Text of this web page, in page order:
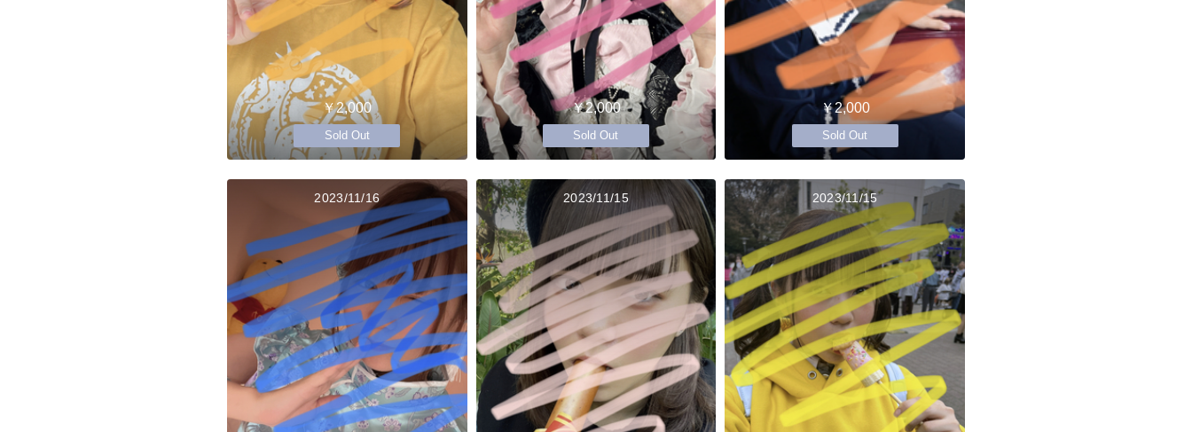
￥2,000
Sold Out
￥2,000
Sold Out
￥2,000
Sold Out
2023/11/16 2023/11/15 2023/11/15